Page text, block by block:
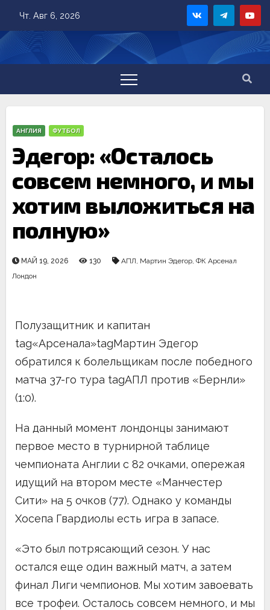
content
Чт. Авг 6, 2026
АНГЛИЯ ФУТБОЛ
Эдегор: «Осталось
совсем немного, и мы
хотим выложиться на
полную»
МАЙ 19, 2026 130 АПЛ, Мартин Эдегор, ФК Арсенал
Лондон
Полузащитник и капитан
tag«Арсенала»tagМартин Эдегор
обратился к болельщикам после победного
матча 37-го тура tagАПЛ против «Бернли»
(1:0).
На данный момент лондонцы занимают
первое место в турнирной таблице
чемпионата Англии с 82 очками, опережая
идущий на втором месте «Манчестер
Сити» на 5 очков (77). Однако у команды
Хосепа Гвардиолы есть игра в запасе.
«Это был потрясающий сезон. У нас
остался еще один важный матч, а затем
финал Лиги чемпионов. Мы хотим завоевать
все трофеи. Осталось совсем немного, и мы